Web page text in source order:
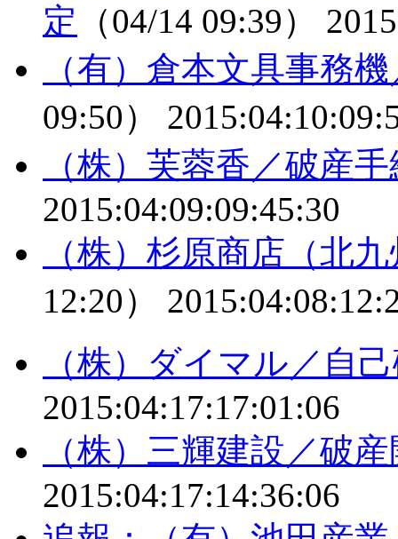
定 （04/14 09:39）
（有）倉本文具事務
09:50）
（株）芙蓉香／破産
2015:04:09:09:45:30
（株）杉原商店（北
12:20）
（株）ダイマル／自
2015:04:17:17:01:06
（株）三輝建設／破
2015:04:17:14:36:06